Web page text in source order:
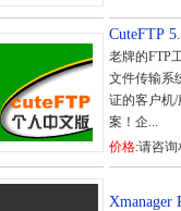
CuteFTP
老牌的FTP
文件传输系
证的客户机/
案！企...
价格:请咨询
Xmanager